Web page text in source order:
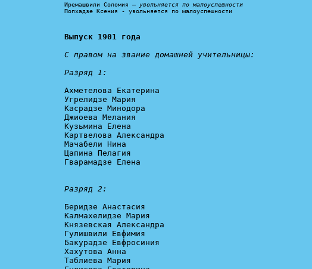
Иремашвили Соломия – увольняется по малоуспешности
Попхадзе Ксения - увольняется по малоуспешности
Выпуск 1901 года
С правом на звание домашней учительницы:
Разряд 1:
Ахметелова Екатерина
Угрелидзе Мария
Касрадзе Минодора
Джиоева Мелания
Кузьмина Елена
Картвелова Александра
Мачабели Нина
Цапина Пелагия
Гварамадзе Елена
Разряд 2:
Беридзе Анастасия
Калмахелидзе Мария
Князевская Александра
Гулишвили Евфимия
Бакурадзе Евфросиния
Хахутова Анна
Таблиева Мария